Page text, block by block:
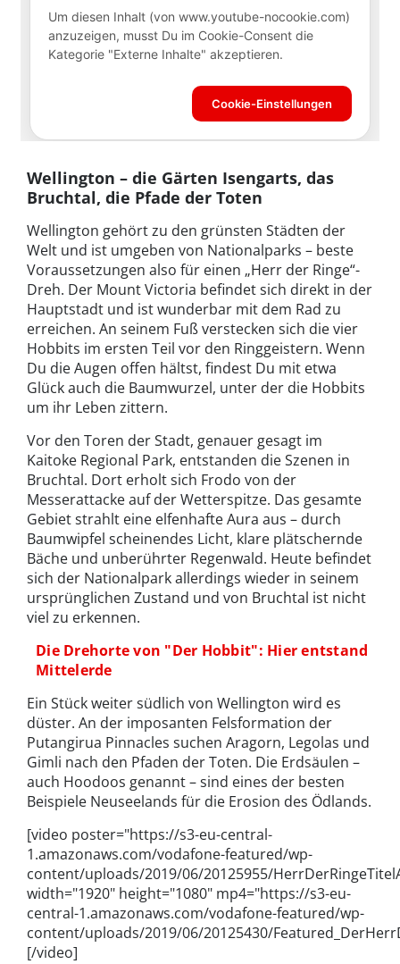
Wellington – die Gärten Isengarts, das
Bruchtal, die Pfade der Toten
Wellington gehört zu den grünsten Städten der
Welt und ist umgeben von Nationalparks – beste
Voraussetzungen also für einen „Herr der Ringe“-
Dreh. Der Mount Victoria befindet sich direkt in der
Hauptstadt und ist wunderbar mit dem Rad zu
erreichen. An seinem Fuß verstecken sich die vier
Hobbits im ersten Teil vor den Ringgeistern. Wenn
Du die Augen offen hältst, findest Du mit etwa
Glück auch die Baumwurzel, unter der die Hobbits
um ihr Leben zittern.
Vor den Toren der Stadt, genauer gesagt im
Kaitoke Regional Park, entstanden die Szenen in
Bruchtal. Dort erholt sich Frodo von der
Messerattacke auf der Wetterspitze. Das gesamte
Gebiet strahlt eine elfenhafte Aura aus – durch
Baumwipfel scheinendes Licht, klare plätschernde
Bäche und unberührter Regenwald. Heute befindet
sich der Nationalpark allerdings wieder in seinem
ursprünglichen Zustand und von Bruchtal ist nicht
viel zu erkennen.
Die Drehorte von "Der Hobbit": Hier entstand
Mittelerde
Ein Stück weiter südlich von Wellington wird es
düster. An der imposanten Felsformation der
Putangirua Pinnacles suchen Aragorn, Legolas und
Gimli nach den Pfaden der Toten. Die Erdsäulen –
auch Hoodoos genannt – sind eines der besten
Beispiele Neuseelands für die Erosion des Ödlands.
[video poster="https://s3-eu-central-
1.amazonaws.com/vodafone-featured/wp-
content/uploads/2019/06/20125955/
width="1920" height="1080" mp4="https://s3-eu-
central-1.amazonaws.com/vodafone-featured/wp-
content/uploads/2019/06/20125430/
[/video]